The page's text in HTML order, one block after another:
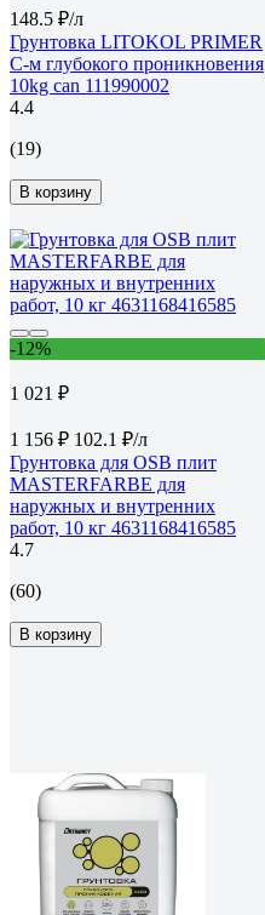
148.5 ₽/л
Грунтовка LITOKOL PRIMER
C-м глубокого проникновения
10kg can 111990002
4.4
(19)
В корзину
-12%
1 021 ₽
1 156 ₽ 102.1 ₽/л
Грунтовка для OSB плит
MASTERFARBE для
наружных и внутренних
работ, 10 кг 4631168416585
4.7
(60)
В корзину